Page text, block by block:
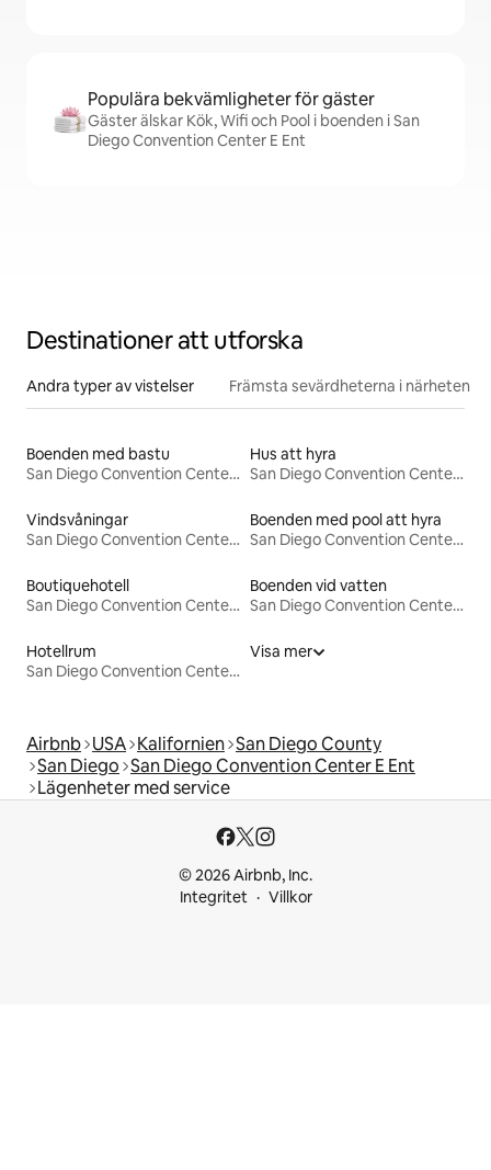
Populära bekvämligheter för gäster
Gäster älskar Kök, Wifi och Pool i boenden i San
Diego Convention Center E Ent
Destinationer att utforska
Andra typer av vistelser Främsta sevärdheterna i närheten
Boenden med bastu
San Diego Convention Center E Ent
Hus att hyra
San Diego Convention Center E Ent
Vindsvåningar
San Diego Convention Center E Ent
Boenden med pool att hyra
San Diego Convention Center E Ent
Boutiquehotell
San Diego Convention Center E Ent
Boenden vid vatten
San Diego Convention Center E Ent
Hotellrum
San Diego Convention Center E Ent
Visa mer
Airbnb USA Kalifornien San Diego County
San Diego San Diego Convention Center E Ent
Lägenheter med service
© 2026 Airbnb, Inc.
Integritet
Villkor